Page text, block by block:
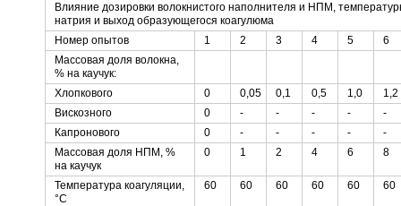
Влияние дозировки волокнистого наполнителя и НПМ,
натрия и выход образующегося коагулюма
Номер опытов
1 2 3 4 5
6
Массовая доля волокна,
% на каучук:
Хлопкового
0 0,05 0,1 0,5 1,0
1,2
Вискозного
0 - - - -
-
Капронового
0 - - - -
-
Массовая доля НПМ, %
на каучук
0 1 2 4 6 8
Температура коагуляции,
°С
60 60 60 60 60 60